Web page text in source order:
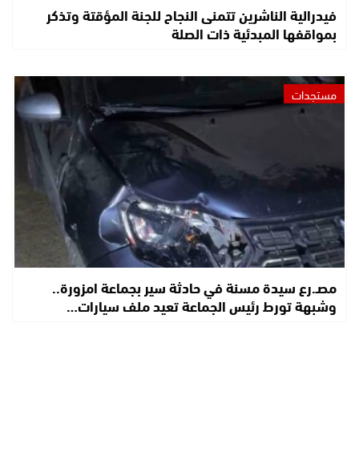
فيدرالية الناشرين تتمنى النجاح للجنة المؤقتة وتذكر
بمواقفها المبدئية ذات الصلة
مستجدات
مصـ.رع سيدة مسنة في حادثة سير بجماعة امزورة..
وشبهة تورط رئيس الجماعة تعيد ملف سيارات…